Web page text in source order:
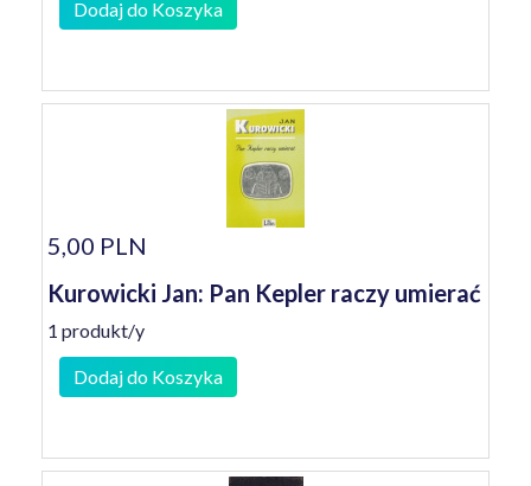
Dodaj do Koszyka
5,00 PLN
Kurowicki Jan: Pan Kepler raczy umierać
1 produkt/y
Dodaj do Koszyka